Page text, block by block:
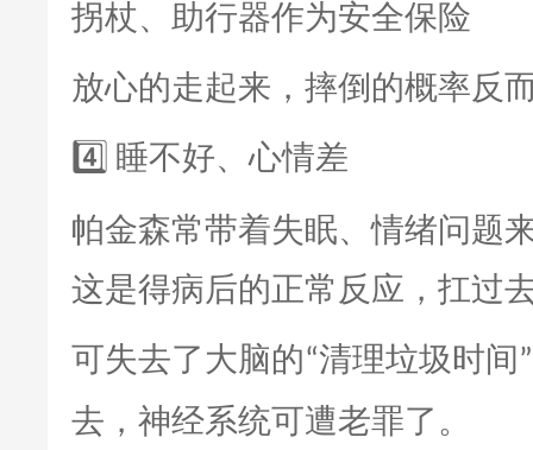
拐杖、助行器作为安全保险
放心的走起来，摔倒的概率反
4️⃣ 睡不好、心情差
帕金森常带着失眠、情绪问题
这是得病后的正常反应，扛过
可失去了大脑的“清理垃圾时间”
去，神经系统可遭老罪了。